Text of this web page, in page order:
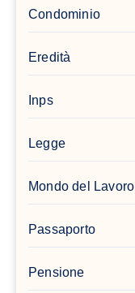
Condominio
Eredità
Inps
Legge
Mondo del Lavoro
Passaporto
Pensione